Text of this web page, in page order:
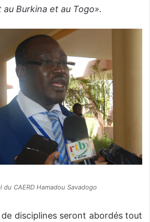
Burkina et au Togo».
CAERD Hamadou Savadogo
disciplines seront abordés tout